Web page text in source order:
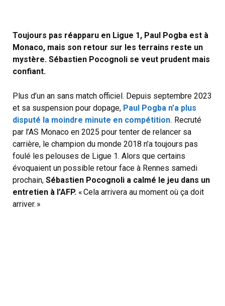
Toujours pas réapparu en Ligue 1, Paul Pogba est à
Monaco, mais son retour sur les terrains reste un
mystère. Sébastien Pocognoli se veut prudent mais
confiant.
Plus d’un an sans match officiel. Depuis septembre 2023
et sa suspension pour dopage, Paul Pogba n’a plus
disputé la moindre minute en compétition. Recruté
par l’AS Monaco en 2025 pour tenter de relancer sa
carrière, le champion du monde 2018 n’a toujours pas
foulé les pelouses de Ligue 1. Alors que certains
évoquaient un possible retour face à Rennes samedi
prochain, Sébastien Pocognoli a calmé le jeu dans un
entretien à l’AFP. « Cela arrivera au moment où ça doit
arriver. »